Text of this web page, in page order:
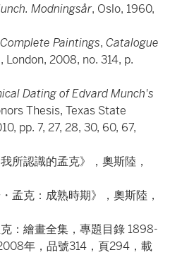
Modningsår, Oslo, 1960,
Complete Paintings, Catalogue
London, 2008, no. 314, p.
Dating of Edvard Munch's
Thesis, Texas State
pp. 7, 27, 28, 30, 60, 67,
所認識的孟克》，奧斯陸，
孟克：成熟時期》，奧斯陸，
：繪畫全集，專題目錄 1898-
年，品號314，頁294，載